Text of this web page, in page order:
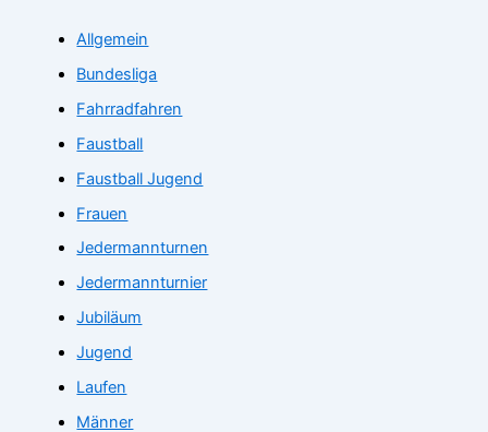
Allgemein
Bundesliga
Fahrradfahren
Faustball
Faustball Jugend
Frauen
Jedermannturnen
Jedermannturnier
Jubiläum
Jugend
Laufen
Männer